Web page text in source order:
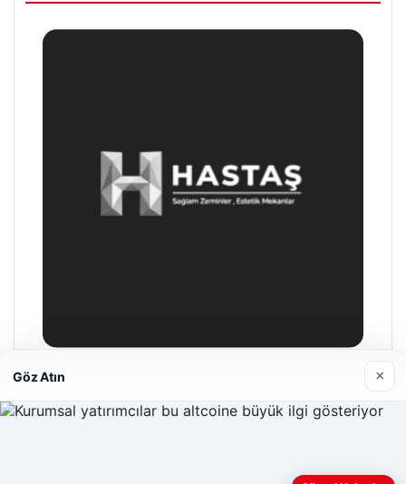
Hastaş Beton
26/05/2026
Göz Atın ×